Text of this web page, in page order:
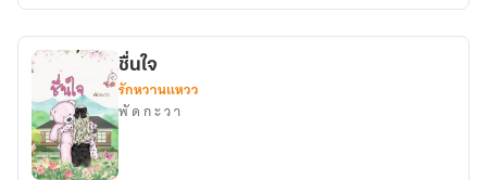
ชื่นใจ
รักหวานแหวว
พั ด ก ะ ว า